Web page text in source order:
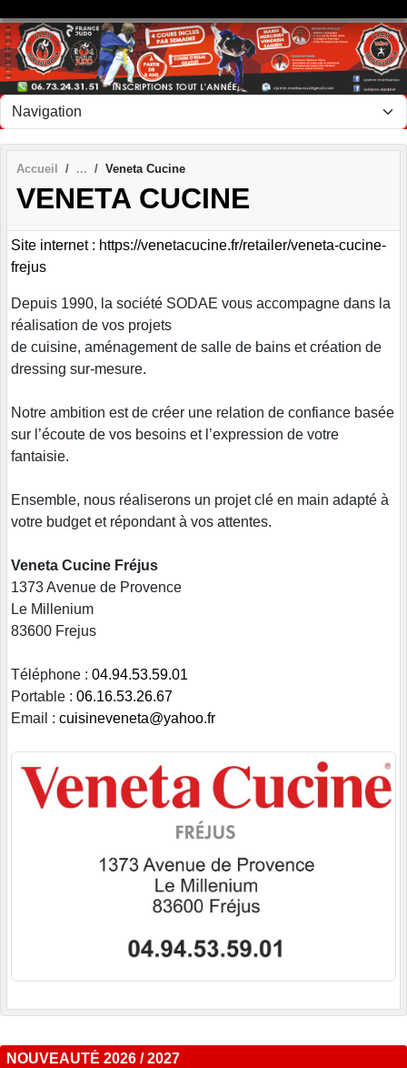
Accueil Veneta Cucine
VENETA CUCINE
Site internet : https://venetacucine.fr/retailer/veneta-cucine-
frejus
Depuis 1990, la société SODAE vous accompagne dans la
réalisation de vos projets
de cuisine, aménagement de salle de bains et création de
dressing sur-mesure.
Notre ambition est de créer une relation de confiance basée
sur l’écoute de vos besoins et l’expression de votre
fantaisie.
Ensemble, nous réaliserons un projet clé en main adapté à
votre budget et répondant à vos attentes.
Veneta Cucine Fréjus
1373 Avenue de Provence
Le Millenium
83600 Frejus
Téléphone : 04.94.53.59.01
Portable : 06.16.53.26.67
Email : cuisineveneta@yahoo.fr
NOUVEAUTÉ 2026 / 2027